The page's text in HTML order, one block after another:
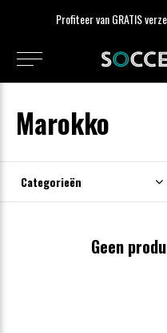
Profiteer van GRATIS
Marokko
Categorieën
Geen